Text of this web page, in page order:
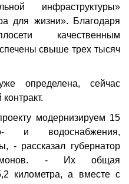
инфраструктуры»
для жизни». Благодаря
качественным
свыше трех тысяч
определена, сейчас
модернизируем 15
и водоснабжения,
- рассказал губернатор
- Их общая
километра, а вместе с